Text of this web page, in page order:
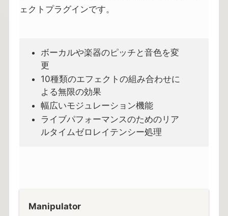
ェクトプラグインです。
ボーカルや楽器のピッチと音色を変
更
10種類のエフェクトの組み合わせに
よる無限の効果
幅広いモジュレーション機能
ライブパフォーマンスのためのリア
ルタイムゼロレイテンシー処理
Manipulator